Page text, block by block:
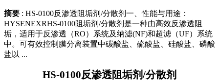
摘要 : HS-0100反渗透阻垢剂/分散剂一、性能与用途：
HYSENEXRHS-0100阻垢剂/分散剂是一种由高效反渗透阻
垢，适用于反渗透（RO）系统及纳滤(NF)和超滤（UF）系统
中。可有效控制膜分离装置中碳酸盐、硫酸盐、硅酸盐、磷酸
盐以 ...
HS-0100反渗透阻垢剂/分散剂